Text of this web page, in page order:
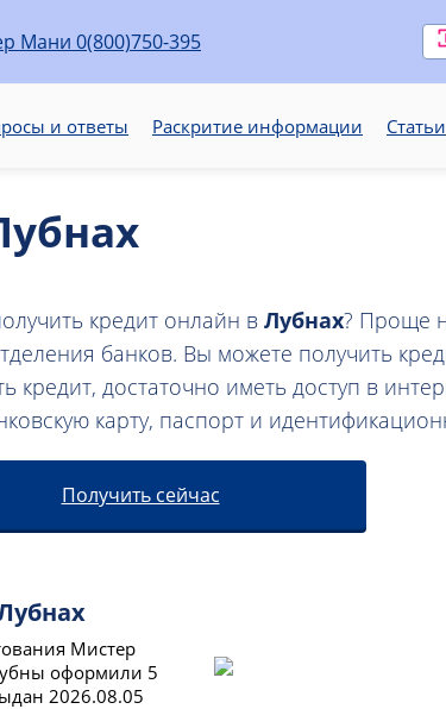
0(800)750-395
и ответы Раскритие информации Статьи
кредит онлайн в Лубнах? Проще
банков. Вы можете получить
кредит, достаточно иметь доступ в
карту, паспорт и
Получить сейчас
Мистер
оформили 5
2026.08.05